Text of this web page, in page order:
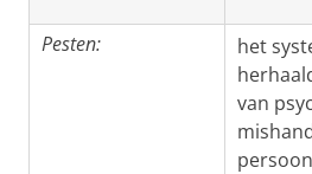
Pesten:
het
van